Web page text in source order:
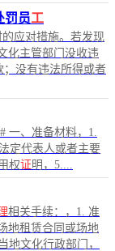
罚员工
的应对措施。若发现
化主管部门没收违
；没有违法所得或者
一、准备材料，1.
定代表人或者主要
权证明，5....
相关手续：，1. 准
地租赁合同或场地
地文化行政部门，